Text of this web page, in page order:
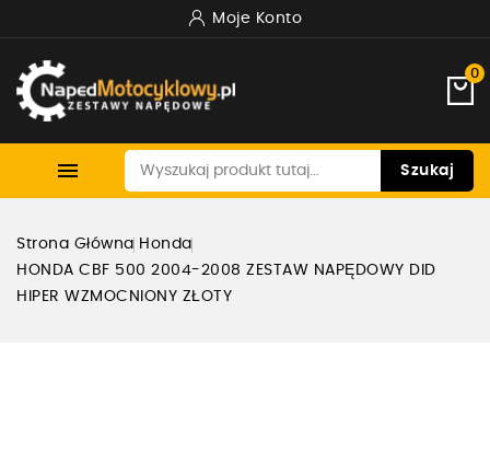
Moje Konto
0
 Szukaj
Strona Główna Honda
HONDA CBF 500 2004-2008 ZESTAW NAPĘDOWY DID
HIPER WZMOCNIONY ZŁOTY